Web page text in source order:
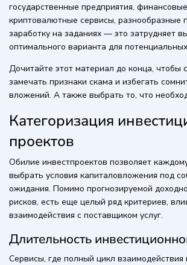
государственные предприятия,
криптовалютные сервисы, разнообразные
заработку на заданиях — это затрудняет
оптимального варианта для
Дочитайте этот материал до конца, чтобы
замечать признаки скама и избегать
вложений. А также выбрать то, что
Категоризация
проектов
Обилие инвестпроектов позволяет
выбрать условия капиталовложения под
ожидания. Помимо прогнозируемой
рисков, есть еще целый ряд критериев,
взаимодействия с поставщиком услуг.
Длительность
Сервисы, где полный цикл